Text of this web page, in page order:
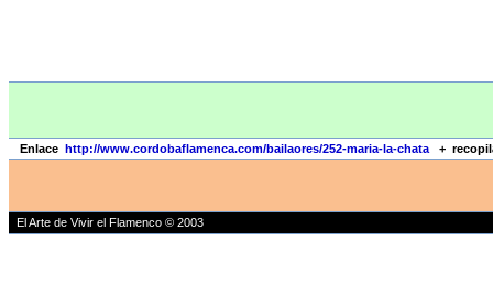
Enlacehttp://www.cordobaflamenca.com/bailaores/252-maria-la-chata +
El Arte de Vivir el Flamenco © 2003